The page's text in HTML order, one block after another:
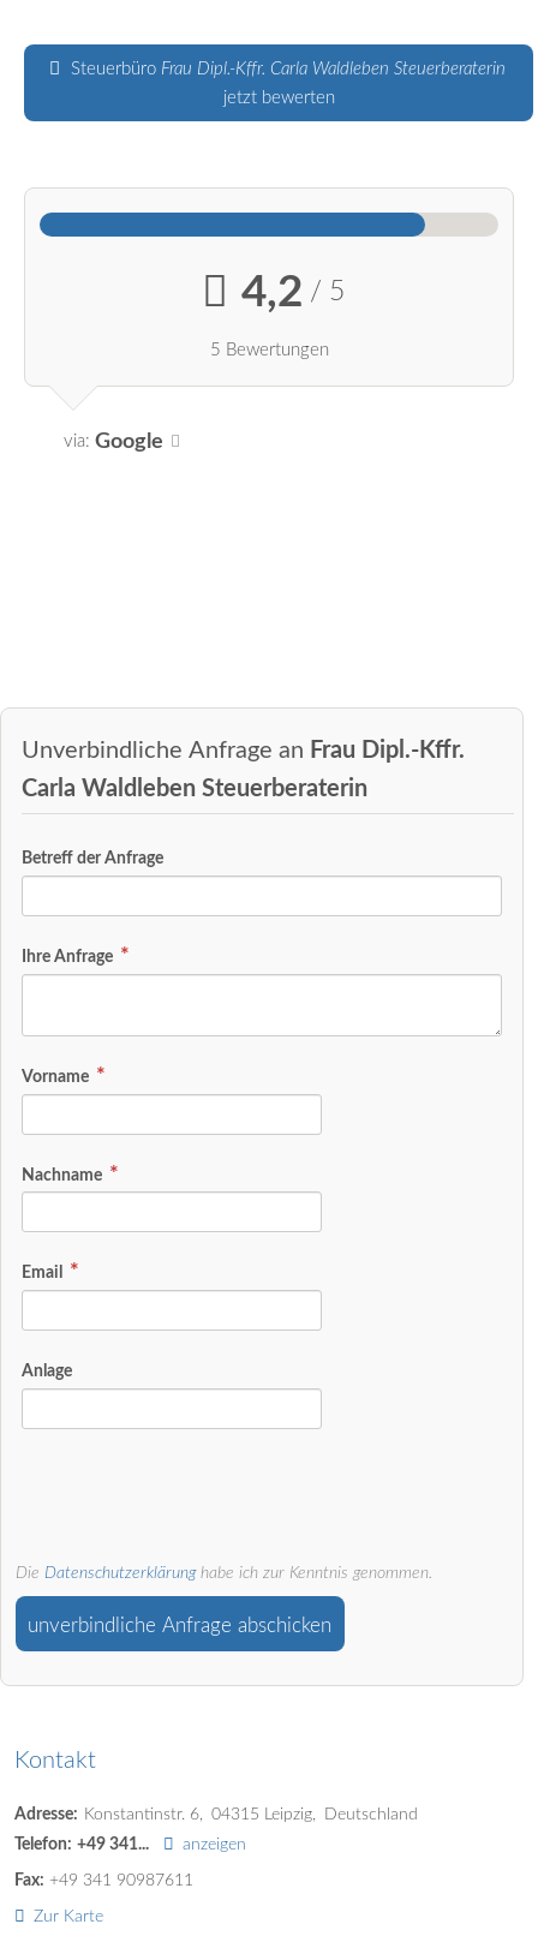
Steuerbüro Frau Dipl.-Kffr. Carla Waldleben Steuerberaterin
jetzt bewerten
4,2 / 5
5 Bewertungen
via: Google
Unverbindliche Anfrage an Frau Dipl.-Kffr.
Carla Waldleben Steuerberaterin
Betreff der Anfrage
Ihre Anfrage
Vorname
Nachname
Email
Anlage
Die Datenschutzerklärunghabe ich zur Kenntnis genommen.
unverbindliche Anfrage abschicken
Kontakt
Adresse: Konstantinstr. 6 04315 Leipzig
Deutschland
Telefon: +49 341... anzeigen
Fax: +49 341 90987611
Zur Karte